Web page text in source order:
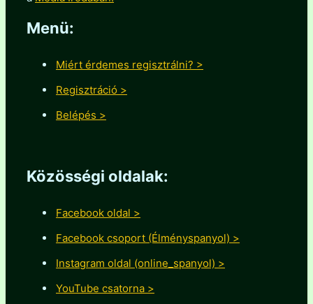
Menü:
Miért érdemes regisztrálni? >
Regisztráció >
Belépés >
Közösségi oldalak:
Facebook oldal >
Facebook csoport (Élményspanyol) >
Instagram oldal (online_spanyol) >
YouTube csatorna >